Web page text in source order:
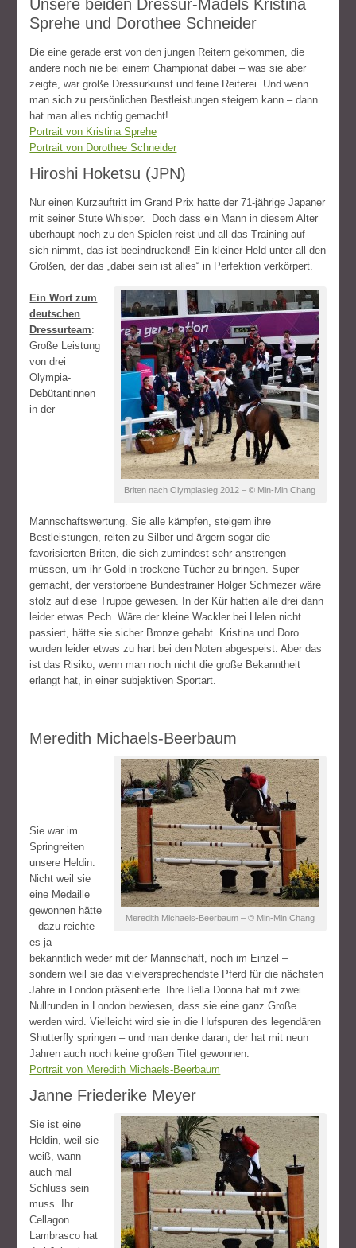
Unsere beiden Dressur-Mädels Kristina
Sprehe und Dorothee Schneider
Die eine gerade erst von den jungen Reitern gekommen, die
andere noch nie bei einem Championat dabei – was sie aber
zeigte, war große Dressurkunst und feine Reiterei. Und wenn
man sich zu persönlichen Bestleistungen steigern kann – dann
hat man alles richtig gemacht!
Portrait von Kristina Sprehe
Portrait von Dorothee Schneider
Hiroshi Hoketsu (JPN)
Nur einen Kurzauftritt im Grand Prix hatte der 71-jährige Japaner
mit seiner Stute Whisper. Doch dass ein Mann in diesem Alter
überhaupt noch zu den Spielen reist und all das Training auf
sich nimmt, das ist beeindruckend! Ein kleiner Held unter all den
Großen, der das „dabei sein ist alles“ in Perfektion verkörpert.
Briten nach Olympiasieg 2012 – © Min-Min Chang
Ein Wort zum
deutschen
Dressurteam:
Große Leistung
von drei
Olympia-
Debütantinnen
in der
Mannschaftswertung. Sie alle kämpfen, steigern ihre
Bestleistungen, reiten zu Silber und ärgern sogar die
favorisierten Briten, die sich zumindest sehr anstrengen
müssen, um ihr Gold in trockene Tücher zu bringen. Super
gemacht, der verstorbene Bundestrainer Holger Schmezer wäre
stolz auf diese Truppe gewesen. In der Kür hatten alle drei dann
leider etwas Pech. Wäre der kleine Wackler bei Helen nicht
passiert, hätte sie sicher Bronze gehabt. Kristina und Doro
wurden leider etwas zu hart bei den Noten abgespeist. Aber das
ist das Risiko, wenn man noch nicht die große Bekanntheit
erlangt hat, in einer subjektiven Sportart.
Meredith Michaels-Beerbaum
Meredith Michaels-Beerbaum – © Min-Min Chang
Sie war im
Springreiten
unsere Heldin.
Nicht weil sie
eine Medaille
gewonnen hätte
– dazu reichte
es ja
bekanntlich weder mit der Mannschaft, noch im Einzel –
sondern weil sie das vielversprechendste Pferd für die nächsten
Jahre in London präsentierte. Ihre Bella Donna hat mit zwei
Nullrunden in London bewiesen, dass sie eine ganz Große
werden wird. Vielleicht wird sie in die Hufspuren des legendären
Shutterfly springen – und man denke daran, der hat mit neun
Jahren auch noch keine großen Titel gewonnen.
Portrait von Meredith Michaels-Beerbaum
Janne Friederike Meyer
Sie ist eine
Heldin, weil sie
weiß, wann
auch mal
Schluss sein
muss. Ihr
Cellagon
Lambrasco hat